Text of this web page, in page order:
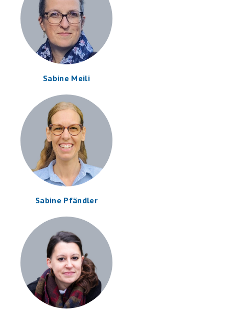
Sabine Meili
Sabine Pfändler